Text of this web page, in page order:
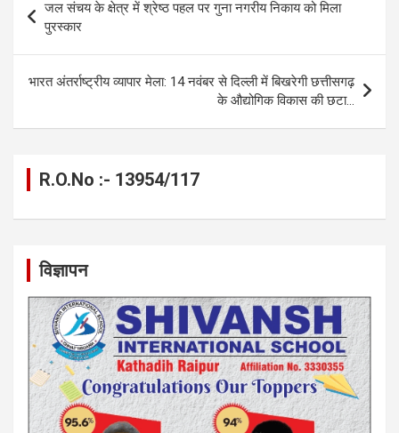
o
o
k
g
er
A
p
p
a
m
n
k
navigation
जल संचय के क्षेत्र में श्रेष्ठ पहल पर गुना नगरीय निकाय को मिला
पुरस्कार
भारत अंतर्राष्ट्रीय व्यापार मेला: 14 नवंबर से दिल्ली में बिखरेगी छत्तीसगढ़
के औद्योगिक विकास की छटा…
R.O.No :- 13954/117
विज्ञापन